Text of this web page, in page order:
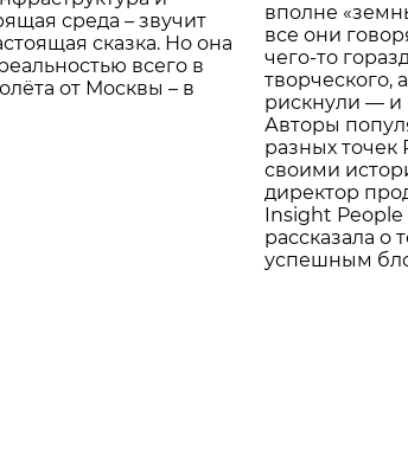
среда – звучит
сказка. Но она
всего в
от Москвы – в
вполне
все они
чего-то
творческого,
рискнули — и
Авторы
разных точек
своими
директор
Insight
рассказала о
успешным